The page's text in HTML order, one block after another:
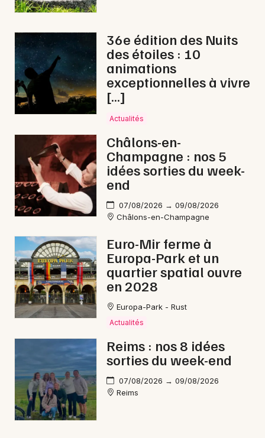
36e édition des Nuits
des étoiles : 10
animations
exceptionnelles à vivre
[…]
Actualités
Châlons-en-
Champagne : nos 5
idées sorties du week-
end
07/08/2026 → 09/08/2026
Châlons-en-Champagne
Euro-Mir ferme à
Europa-Park et un
quartier spatial ouvre
en 2028
Europa-Park - Rust
Actualités
Reims : nos 8 idées
sorties du week-end
07/08/2026 → 09/08/2026
Reims